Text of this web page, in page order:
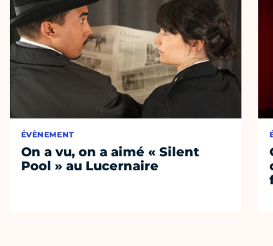
ÉVÈNEMENT
On a vu, on a aimé « Silent
Pool » au Lucernaire